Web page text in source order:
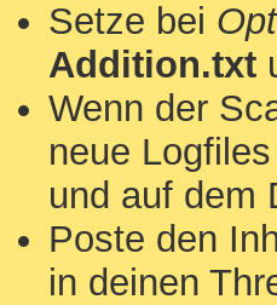
Setze bei
Addition.txt
Wenn der
neue
und auf dem
Poste den
in deinen